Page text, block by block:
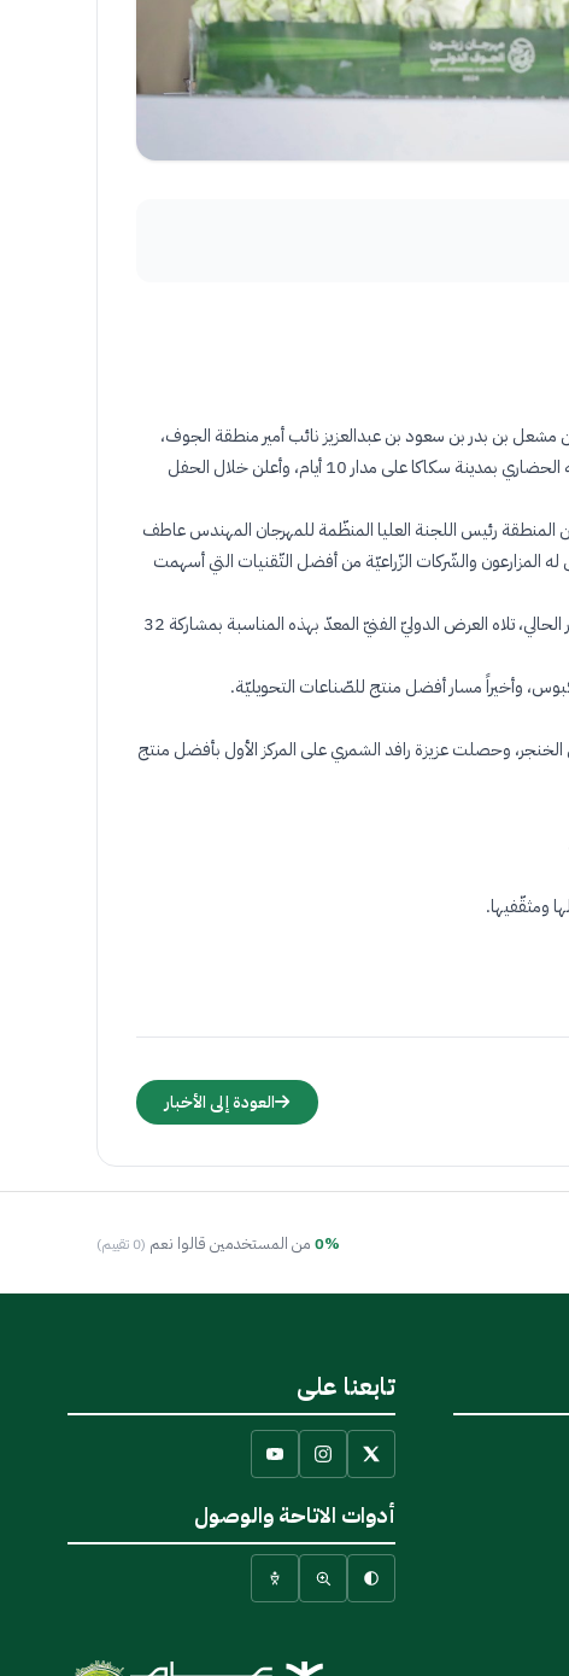
بن بدر بن سعود بن عبدالعزيز نائب أمير منطقة الجوف،
حفل اختتام فعاليّات مهرجان زيتون الجوف الدّولي السّابع عشر الذي نظّمته أمانة المنطقة بالشّراكة مع عدّة هيئات وجهات في مركز الأمير عبدالإله الحضاري بمدينة سكاكا على مدار 10 أيام، وأعلن خلال الحفل
رئيس اللجنة العليا المنظّمة للمهرجان المهندس عاطف
المزارعون والشّركات الزّراعيّة من أفضل التّقنيات التي أسهمت
تلا ذلك عرض مرئيّ مفصل عن مهرجان الزّيتون السّابع عشر، شمل الأرقام والإحصائيّات التي تتعلّق بالمهرجان منذ انطلاقته في العاشر من شهر فبراير الحالي، تلاه العرض الدوليّ الفنيّ المعدّ بهذه المناسبة بمشاركة 32
وأخيراً مسار أفضل منتج للصّناعات التحويليّة.
الخنجر، وحصلت عزيزة رافد الشمري على المركز الأول بأفضل منتج
ومثقّفيها.
العودة إلى الأخبار
0% من المستخدمين قالوا نعم (0 تقييم)
تابعنا على
أدوات الاتاحة والوصول